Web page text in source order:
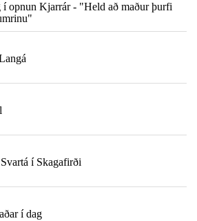
opnun Kjarrár - "Held að maður þurfi
í Skagafirði
í dag